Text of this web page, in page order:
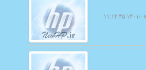
۱۰ ۱۱:۱۴:۴۵